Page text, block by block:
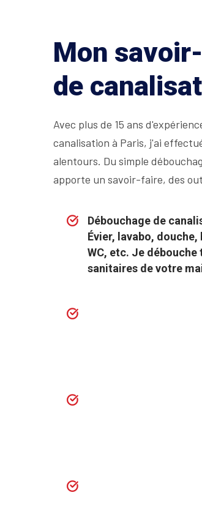
Mon
de
Avec plus de 15 ans
canalisation à Paris, j'ai
alentours. Du simple
apporte un savoir-faire, des
Débouchage de
Évier, lavabo,
WC, etc. Je débouche
sanitaires de votre